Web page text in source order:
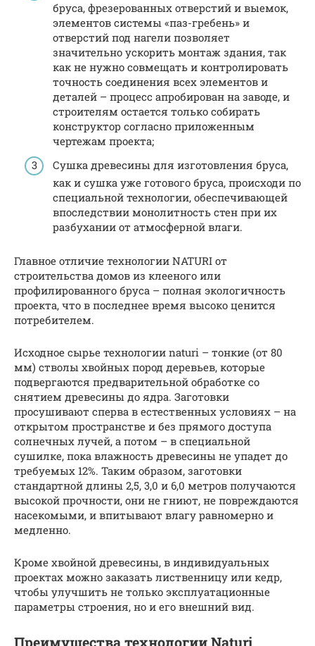
бруса, фрезерованных отверстий и выемок,
элементов системы «паз-гребень» и
отверстий под нагели позволяет
значительно ускорить монтаж здания, так
как не нужно совмещать и контролировать
точность соединения всех элементов и
деталей – процесс апробирован на заводе, и
строителям остается только собирать
конструктор согласно приложенным
чертежам проекта;
Сушка древесины для изготовления бруса,
как и сушка уже готового бруса, происходи по
специальной технологии, обеспечивающей
впоследствии монолитность стен при их
разбухании от атмосферной влаги.
Главное отличие технологии NATURI от
строительства домов из клееного или
профилированного бруса – полная экологичность
проекта, что в последнее время высоко ценится
потребителем.
Исходное сырье технологии naturi – тонкие (от 80
мм) стволы хвойных пород деревьев, которые
подвергаются предварительной обработке со
снятием древесины до ядра. Заготовки
просушивают сперва в естественных условиях – на
открытом пространстве и без прямого доступа
солнечных лучей, а потом – в специальной
сушилке, пока влажность древесины не упадет до
требуемых 12%. Таким образом, заготовки
стандартной длины 2,5, 3,0 и 6,0 метров получаются
высокой прочности, они не гниют, не повреждаются
насекомыми, и впитывают влагу равномерно и
медленно.
Кроме хвойной древесины, в индивидуальных
проектах можно заказать лиственницу или кедр,
чтобы улучшить не только эксплуатационные
параметры строения, но и его внешний вид.
Преимущества технологии Naturi